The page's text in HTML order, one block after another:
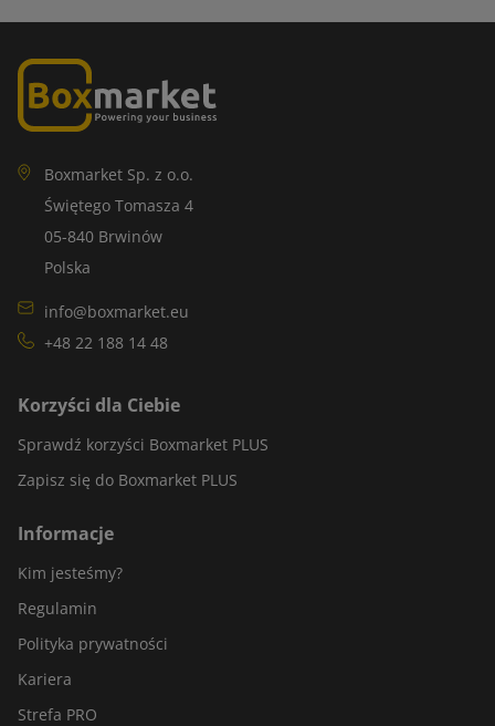
Boxmarket Sp. z o.o.
Świętego Tomasza 4
05-840 Brwinów
Polska
info@boxmarket.eu
+48 22 188 14 48
Korzyści dla Ciebie
Sprawdź korzyści Boxmarket PLUS
Zapisz się do Boxmarket PLUS
Informacje
Kim jesteśmy?
Regulamin
Polityka prywatności
Kariera
Strefa PRO